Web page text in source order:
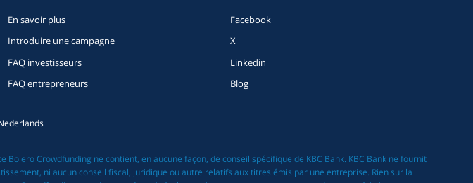
En savoir plus
Introduire une campagne
FAQ investisseurs
FAQ entrepreneurs
Facebook
X
Linkedin
Blog
Crowdfunding ne contient, en aucune façon, de conseil spécifique de KBC Bank. KBC Bank ne fournit
ni aucun conseil fiscal, juridique ou autre relatifs aux titres émis par une entreprise. Rien sur la